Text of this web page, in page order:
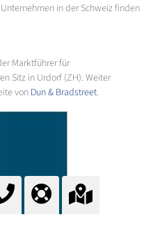
in der Schweiz finden
Marktführer für
Sitz in Urdorf (ZH). Weiter
von Dun & Bradstreet.